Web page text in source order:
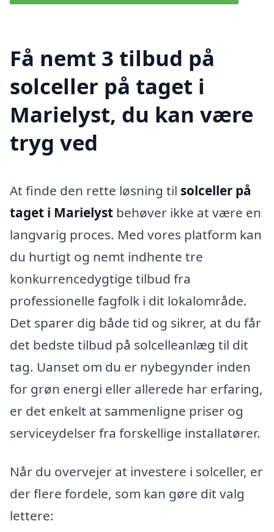
Få nemt 3 tilbud på
solceller på taget i
Marielyst, du kan være
tryg ved
At finde den rette løsning til solceller på
taget i Marielyst behøver ikke at være en
langvarig proces. Med vores platform kan
du hurtigt og nemt indhente tre
konkurrencedygtige tilbud fra
professionelle fagfolk i dit lokalområde.
Det sparer dig både tid og sikrer, at du får
det bedste tilbud på solcelleanlæg til dit
tag. Uanset om du er nybegynder inden
for grøn energi eller allerede har erfaring,
er det enkelt at sammenligne priser og
serviceydelser fra forskellige installatører.
Når du overvejer at investere i solceller, er
der flere fordele, som kan gøre dit valg
lettere: